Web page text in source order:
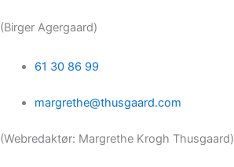
(Birger Agergaard)
61 30 86 99
margrethe@thusgaard.com
(Webredaktør: Margrethe Krogh Thusgaard)